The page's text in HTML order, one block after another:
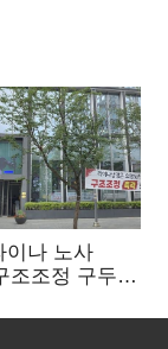
이나 노사
조조정 구두